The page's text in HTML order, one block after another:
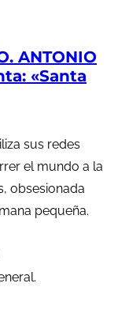
ANTONIO
«Santa
sus redes
el mundo a la
obsesionada
pequeña.